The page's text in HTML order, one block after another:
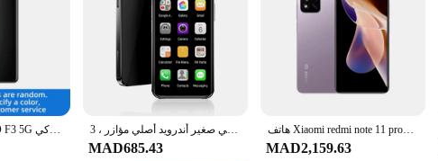
هاتف Xiaomi POCO F3 5G الذكي CPU Qualcomm Snapdragon 870 سعة البطارية 4520mAh 48MP كاميرا هاتف مستعمل أصلي هاتف ذكي صغير أندرويد أصلي مؤازر ، 3G WCDMA خلوي ، شاشة ، 32GB ، شريحة مزدوجة ، GPS ، عالمي ، هاتف محمول صغير ، Google Play
MAD685.43
هاتف Xiaomi redmi note 11 pro+ plus 5G Android 6.6 بوصة MediaTek Dimensity 920 RAM 8GB ROM 256GB مستعمل
MAD2,159.63